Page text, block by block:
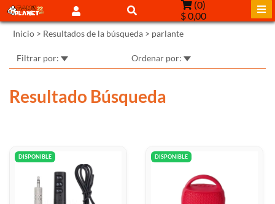
(0)
$ 0,00
Inicio > Resultados de la búsqueda > parlante
Filtrar por: Ordenar por:
Resultado Búsqueda
DISPONIBLE DISPONIBLE